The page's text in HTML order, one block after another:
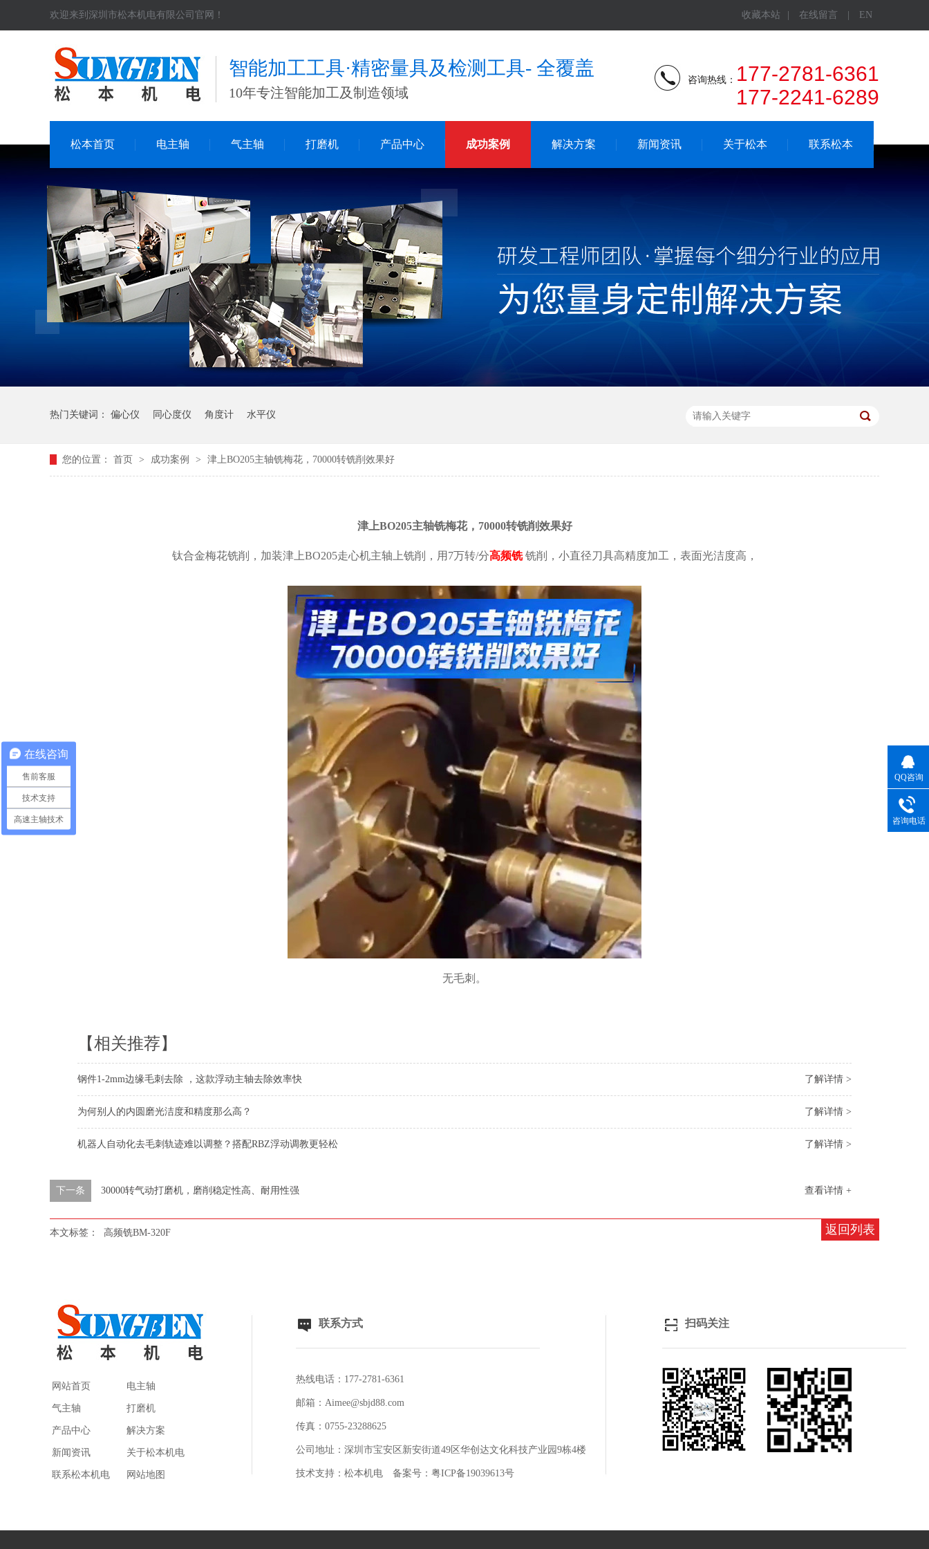
收藏本站 在线留言 EN
欢迎来到深圳市松本机电有限公司官网！
智能加工工具·精密量具及检测工具- 全覆盖
10年专注智能加工及制造领域
咨询热线： 177-2781-6361
177-2241-6289
松本首页 电主轴 气主轴 打磨机 产品中心 成功案例 解决方案 新闻资讯 关于松本 联系松本
热门关键词： 偏心仪 同心度仪 角度计 水平仪
您的位置： 首页 > 成功案例 > 津上BO205主轴铣梅花，70000转铣削效果好
津上BO205主轴铣梅花，70000转铣削效果好
钛合金梅花铣削，加装津上BO205走心机主轴上铣削，用7万转/分高频铣 铣削，小直径刀具高精度加工，表面光洁度高，
无毛刺。
【相关推荐】
了解详情 >
钢件1-2mm边缘毛刺去除 ，这款浮动主轴去除效率快
了解详情 >
为何别人的内圆磨光洁度和精度那么高？
了解详情 >
机器人自动化去毛刺轨迹难以调整？搭配RBZ浮动调教更轻松
查看详情 +
下一条 30000转气动打磨机，磨削稳定性高、耐用性强
返回列表
本文标签： 高频铣BM-320F
网站首页 电主轴
气主轴 打磨机
产品中心 解决方案
新闻资讯 关于松本机电
联系松本机电 网站地图
联系方式
热线电话：177-2781-6361
邮箱：Aimee@sbjd88.com
传真：0755-23288625
公司地址：深圳市宝安区新安街道49区华创达文化科技产业园9栋4楼
技术支持： 松本机电 备案号： 粤ICP备19039613号
扫码关注
QQ咨询
咨询电话
在线咨询
售前客服
技术支持
高速主轴技术